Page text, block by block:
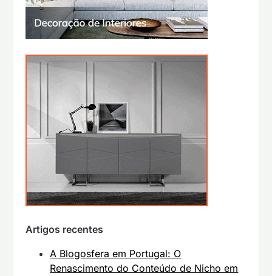
Artigos recentes
A Blogosfera em Portugal: O
Renascimento do Conteúdo de Nicho em